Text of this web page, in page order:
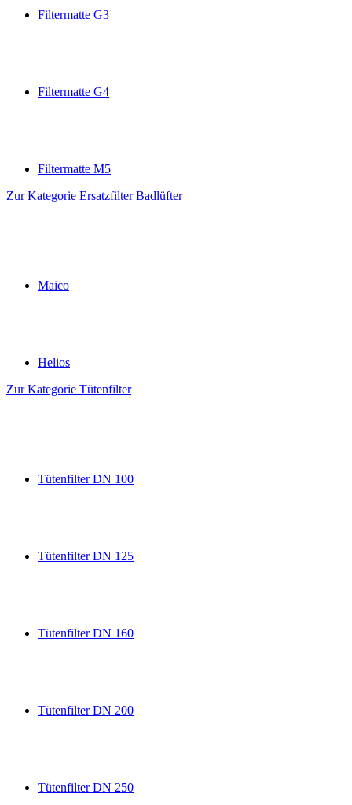
Filtermatte G3
Filtermatte G4
Filtermatte M5
Zur Kategorie Ersatzfilter Badlüfter
Maico
Helios
Zur Kategorie Tütenfilter
Tütenfilter DN 100
Tütenfilter DN 125
Tütenfilter DN 160
Tütenfilter DN 200
Tütenfilter DN 250